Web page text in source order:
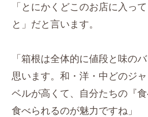
「とにかくどこのお店に入っ
と」だと言います。
「箱根は全体的に値段と味の
思います。和・洋・中どのジ
ベルが高くて、自分たちの『
食べられるのが魅力ですね」